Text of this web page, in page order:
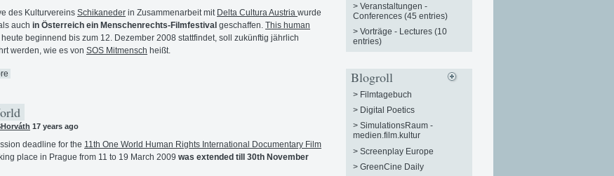
des Kulturvereins Schikaneder in Zusammenarbeit mit Delta Cultura Austria wurde
auch in Österreich ein Menschenrechts-Filmfestival geschaffen. This human
heute beginnend bis zum 12. Dezember 2008 stattfindet, soll zukünftig jährlich
werden, wie es von SOS Mitmensch heißt.
17 years ago
deadline for the 11th One World Human Rights International Documentary Film
place in Prague from 11 to 19 March 2009 was extended till 30th November
> Veranstaltungen -
Conferences (45 entries)
> Vorträge - Lectures (10
entries)
Blogroll
> Filmtagebuch
> Digital Poetics
> SimulationsRaum -
medien.film.kultur
> Screenplay Europe
> GreenCine Daily